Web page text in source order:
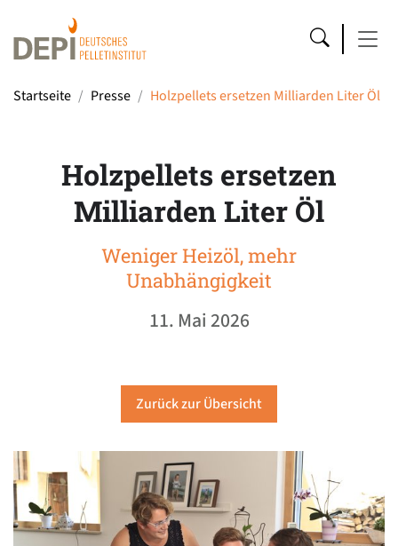
Startseite Presse Holzpellets ersetzen Milliarden Liter Öl
Holzpellets ersetzen
Milliarden Liter Öl
Weniger Heizöl, mehr
Unabhängigkeit
11. Mai 2026
Zurück zur Übersicht